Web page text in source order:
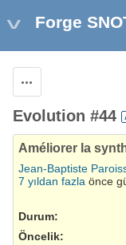
Forge
Evolution #44
Améliorer la
Jean-Baptiste
7 yıldan fazla önce
Durum:
Öncelik: